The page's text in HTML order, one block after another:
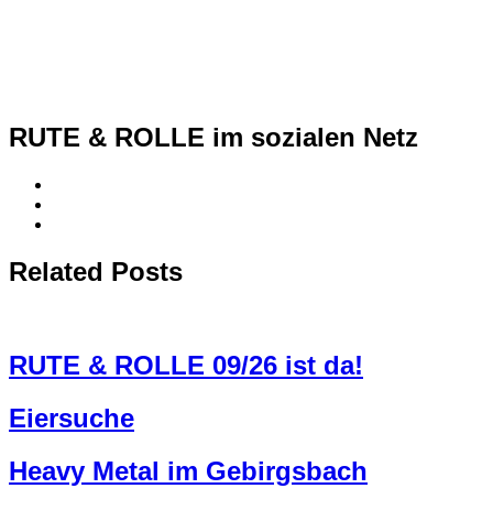
RUTE & ROLLE im sozialen Netz
Related Posts
RUTE & ROLLE 09/26 ist da!
Eiersuche
Heavy Metal im Gebirgsbach